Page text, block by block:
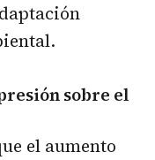
sobre el
el aumento